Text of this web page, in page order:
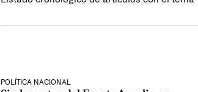
POLÍTICA NACIONAL